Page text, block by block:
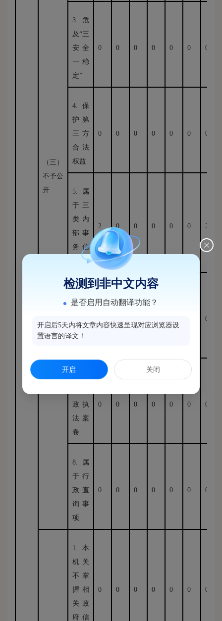
（三）
不予公
开
3.危
及“三
安全
一稳
定”
0 0 0 0 0 0 0
4.保
护第
三方
合法
权益
0 0 0 0 0 0 0
5.属
于三
类内
部事
务信
2 0 0 0 0 0 2
6.属
于四
程性
0
政执
法案
卷
0 0 0 0 0 0 0
8.属
于行
政查
询事
项
0 0 0 0 0 0 0
1.本
机关
不掌
握相
关政
府信
0 0 0 0 0 0 0
检测到非中文内容
是否启用自动翻译功能？
开启后5天内将文章内容快速呈现对应浏览器设
置语言的译文！
开启 关闭